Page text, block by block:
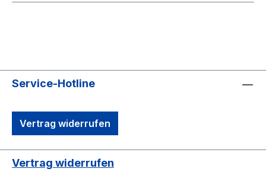
Service-Hotline
Vertrag widerrufen
Vertrag widerrufen